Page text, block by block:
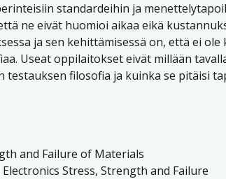
standardeihin ja
ne eivät huomioi aikaa eikä
ja sen kehittämisessä on, että ei
Useat oppilaitokset eivät millään
testauksen filosofia ja kuinka se pitäisi
and Failure of Materials
Stress, Strength and Failure